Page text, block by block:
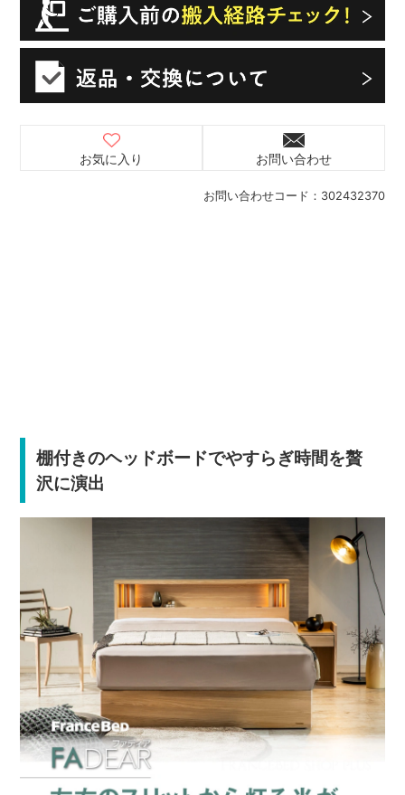
お問い合わせコード： 302432370
お気に入り お問い合わせ
棚付きのヘッドボードでやすらぎ時間を贅
沢に演出